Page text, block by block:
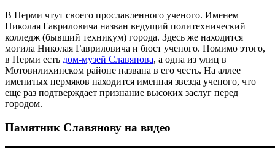
В Перми чтут своего прославленного ученого. Именем
Николая Гавриловича назван ведущий политехнический
колледж (бывший техникум) города. Здесь же находится
могила Николая Гавриловича и бюст ученого. Помимо этого,
в Перми есть дом-музей Славянова, а одна из улиц в
Мотовилихинском районе названа в его честь. На аллее
именитых пермяков находится именная звезда ученого, что
еще раз подтверждает признание высоких заслуг перед
городом.
Памятник Славянову на видео